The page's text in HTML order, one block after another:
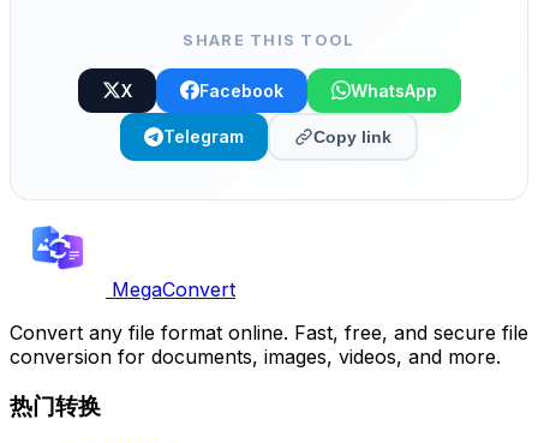
SHARE THIS TOOL
X Facebook WhatsApp
Telegram Copy link
MegaConvert
Convert any file format online. Fast, free, and secure file
conversion for documents, images, videos, and more.
热门转换